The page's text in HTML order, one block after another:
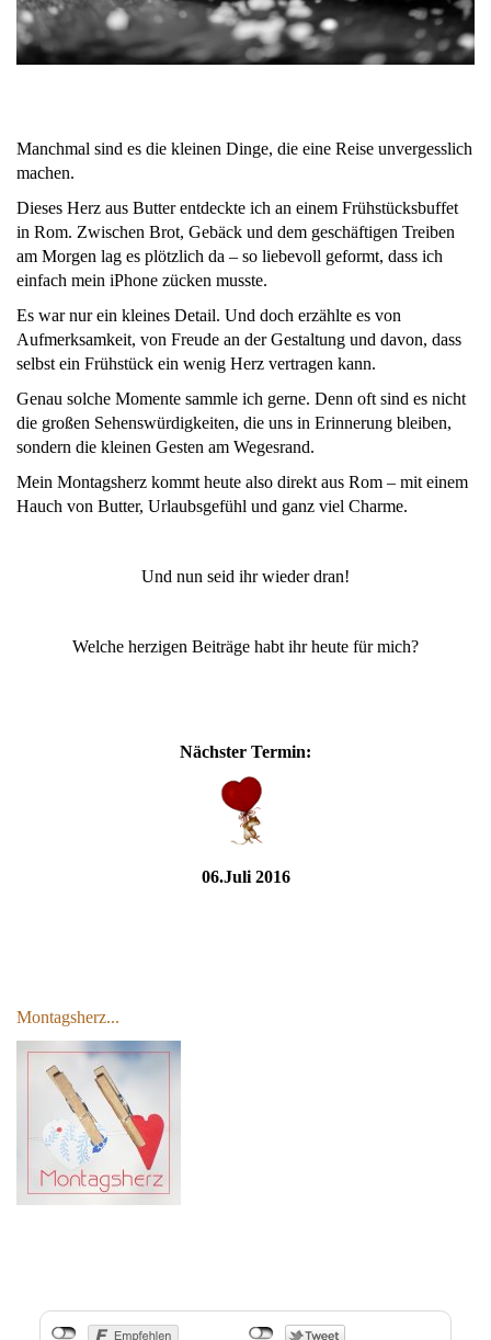
Manchmal sind es die kleinen Dinge, die eine Reise unvergesslich
machen.
Dieses Herz aus Butter entdeckte ich an einem Frühstücksbuffet
in Rom. Zwischen Brot, Gebäck und dem geschäftigen Treiben
am Morgen lag es plötzlich da – so liebevoll geformt, dass ich
einfach mein iPhone zücken musste.
Es war nur ein kleines Detail. Und doch erzählte es von
Aufmerksamkeit, von Freude an der Gestaltung und davon, dass
selbst ein Frühstück ein wenig Herz vertragen kann.
Genau solche Momente sammle ich gerne. Denn oft sind es nicht
die großen Sehenswürdigkeiten, die uns in Erinnerung bleiben,
sondern die kleinen Gesten am Wegesrand.
Mein Montagsherz kommt heute also direkt aus Rom – mit einem
Hauch von Butter, Urlaubsgefühl und ganz viel Charme.
Und nun seid ihr wieder dran!
Welche herzigen Beiträge habt ihr heute für mich?
Nächster Termin:
06.Juli 2016
Montagsherz...